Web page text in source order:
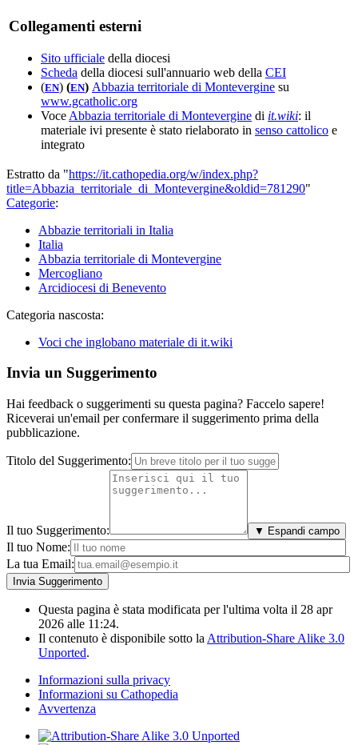
Collegamenti esterni
Sito ufficiale della diocesi
Scheda della diocesi sull'annuario web della CEI
(EN) (EN) Abbazia territoriale di Montevergine su
www.gcatholic.org
Voce Abbazia territoriale di Montevergine di it.wiki: il
materiale ivi presente è stato rielaborato in senso cattolico e
integrato
Estratto da "https://it.cathopedia.org/w/index.php?
title=Abbazia_territoriale_di_Montevergine&oldid=781290"
Categorie:
Abbazie territoriali in Italia
Italia
Abbazia territoriale di Montevergine
Mercogliano
Arcidiocesi di Benevento
Categoria nascosta:
Voci che inglobano materiale di it.wiki
Invia un Suggerimento
Hai feedback o suggerimenti su questa pagina? Faccelo sapere!
Riceverai un'email per confermare il suggerimento prima della
pubblicazione.
Titolo del Suggerimento:
Il tuo Suggerimento: ▼ Espandi campo
Il tuo Nome:
La tua Email:
Questa pagina è stata modificata per l'ultima volta il 28 apr
2026 alle 11:24.
Il contenuto è disponibile sotto la Attribution-Share Alike 3.0
Unported.
Informazioni sulla privacy
Informazioni su Cathopedia
Avvertenza